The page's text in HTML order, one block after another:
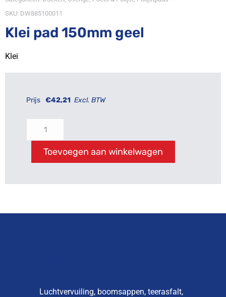
SKU: DW885100011
Klei pad 150mm geel
Klei
Prijs €42,21 Excl. BTW
Toevoegen aan winkelwagen
Luchtvervuiling, boomsappen, teerasfalt,